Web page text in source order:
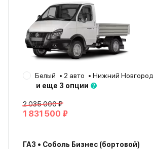
Белый 2 авто Нижний Новгород
и еще 3 опции
2 035 000 ₽
1 831 500 ₽
ГАЗ • Соболь Бизнес (бортовой)